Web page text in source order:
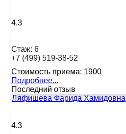
4.3
Стаж: 6
+7 (499) 519-38-52
Стоимость приема: 1900
Подробнее...
Последний отзыв
Ляфишева Фарида Хамидовна
4.3